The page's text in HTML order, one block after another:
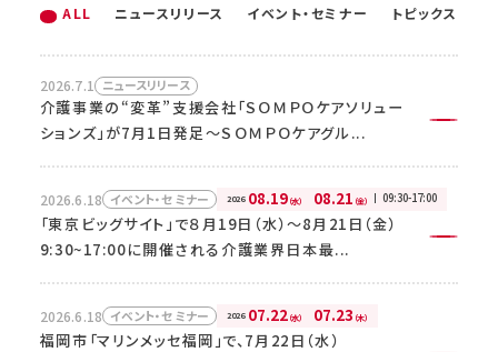
ALL ニュースリリース イベント・セミナー トピックス
2026.7.1 ニュースリリース
介護事業の“変革”支援会社「ＳＯＭＰＯケアソリュー
ションズ」が7月1日発足～ＳＯＭＰＯケアグル...
2026.6.18 イベント・セミナー 2026 08.19（水） 08.21 （金） 09:30-17:00
「東京ビッグサイト」で８月19日（水）～8月21日（金）
9:30~17:00に開催される介護業界日本最...
2026.6.18 イベント・セミナー 2026 07.22（水） 07.23 （木）
福岡市「マリンメッセ福岡」で、7月22日（水）
2026.7.1 ニュースリリース
介護事業の“変革”支援会社「ＳＯＭＰＯケアソリュー
ションズ」が7月1日発足～ＳＯＭＰＯケアグル...
2026.5.26 ニュースリリース
子会社役員人事に関するお知らせ
2026.5.7 ニュースリリース
介護事業の“変革”支援会社「ＳＯＭＰＯケアソリュー
ションズ」発足～ＳＯＭＰＯケアグループの経...
2026.6.18 イベント・セミナー
「東京ビッグサイト」で８月19日（水）～8月21日（金）
9:30~17:00に開催される介護業界日本最...
2026.6.18 イベント・セミナー 2026 07.22 （水） 07.23 （木）
福岡市「マリンメッセ福岡」で、7月22日（水）
9:30~17:30・/7月23日（木）9:30~16:30に開催...
2026.1.26 トピックス
「高齢者向け宅配弁当おすすめ23選！口コミや評判
をもとに徹底比較」にて紹介されました！